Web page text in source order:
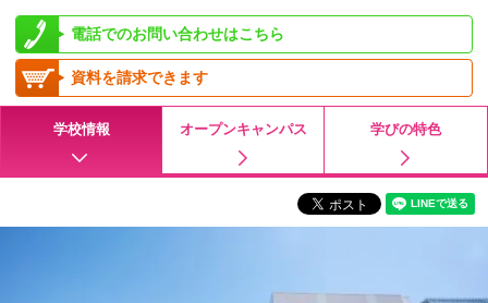
電話でのお問い合わせはこちら
資料を請求できます
学校情報 オープンキャンパス 学びの特色